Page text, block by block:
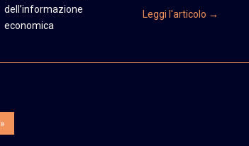
dell’informazione
economica
Leggi l'articolo →
»